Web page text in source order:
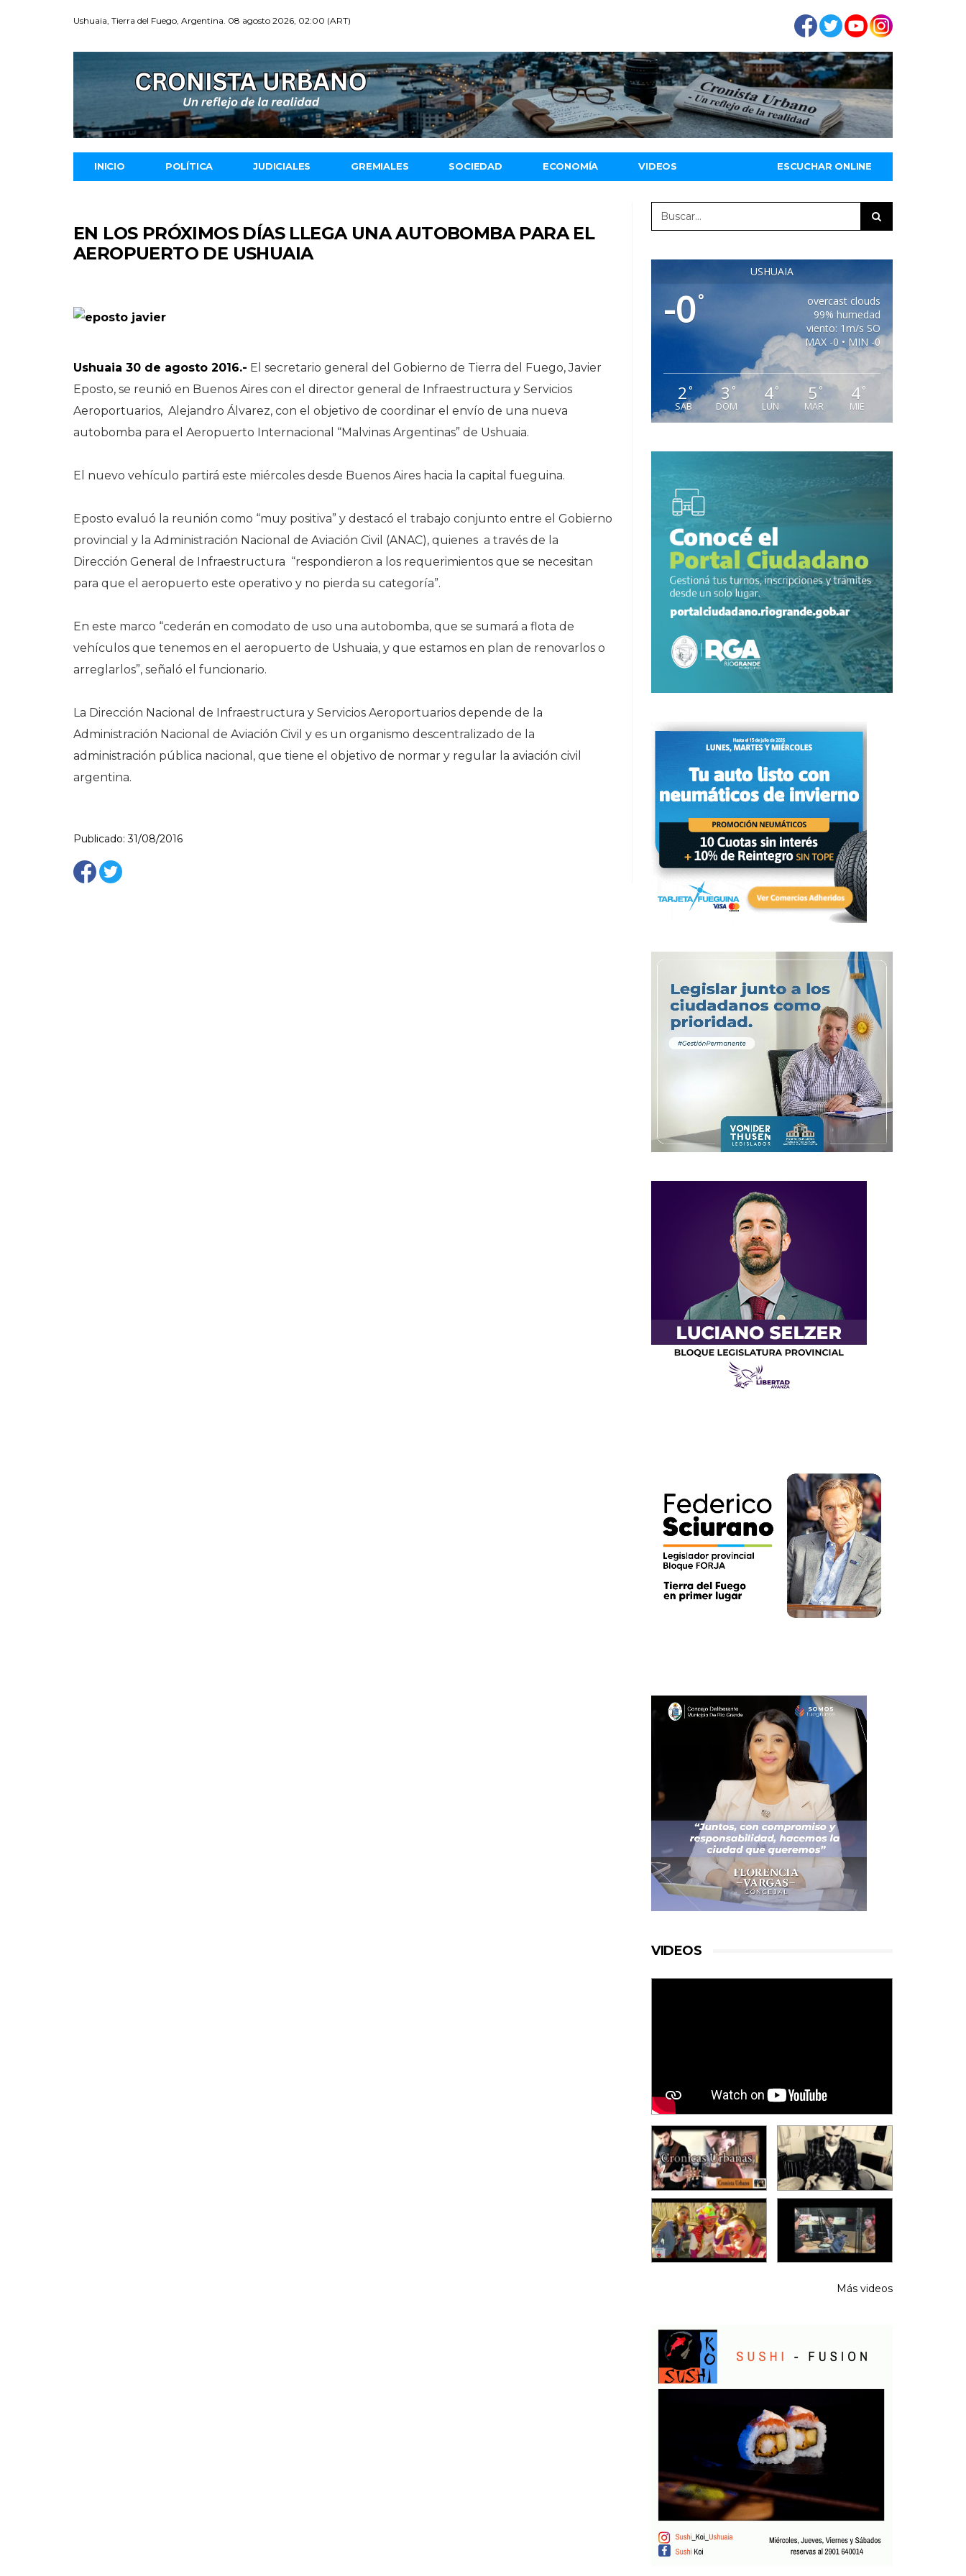
Ushuaia, Tierra del Fuego, Argentina. 08 agosto 2026, 02:00 (ART)
INICIO POLÍTICA JUDICIALES GREMIALES SOCIEDAD ECONOMÍA VIDEOS ESCUCHAR ONLINE
EN LOS PRÓXIMOS DÍAS LLEGA UNA AUTOBOMBA PARA EL
AEROPUERTO DE USHUAIA
Ushuaia 30 de agosto 2016.- El secretario general del Gobierno de Tierra del Fuego, Javier
Eposto, se reunió en Buenos Aires con el director general de Infraestructura y Servicios
Aeroportuarios, Alejandro Álvarez, con el objetivo de coordinar el envío de una nueva
autobomba para el Aeropuerto Internacional “Malvinas Argentinas” de Ushuaia.
El nuevo vehículo partirá este miércoles desde Buenos Aires hacia la capital fueguina.
Eposto evaluó la reunión como “muy positiva” y destacó el trabajo conjunto entre el Gobierno
provincial y la Administración Nacional de Aviación Civil (ANAC), quienes a través de la
Dirección General de Infraestructura “respondieron a los requerimientos que se necesitan
para que el aeropuerto este operativo y no pierda su categoría”.
En este marco “cederán en comodato de uso una autobomba, que se sumará a flota de
vehículos que tenemos en el aeropuerto de Ushuaia, y que estamos en plan de renovarlos o
arreglarlos”, señaló el funcionario.
La Dirección Nacional de Infraestructura y Servicios Aeroportuarios depende de la
Administración Nacional de Aviación Civil y es un organismo descentralizado de la
administración pública nacional, que tiene el objetivo de normar y regular la aviación civil
argentina.
Publicado: 31/08/2016
USHUAIA
-0°
overcast clouds
99% humedad
viento: 1m/s SO
MAX -0 • MIN -0
2°
SAB
3 °
DOM
4°
LUN
5 °
MAR
4°
MIE
VIDEOS
Más videos